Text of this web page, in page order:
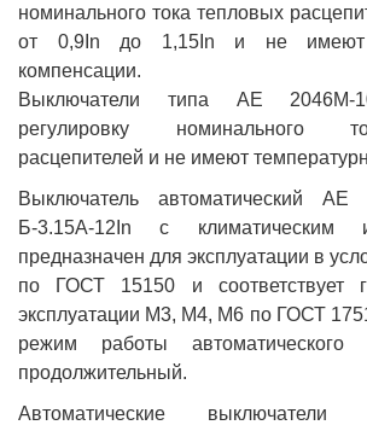
номинального тока тепловых
от 0,9In до 1,15In и не имеют
компенсации.
Выключатели типа АЕ
регулировку номинального
расцепителей и не имеют
Выключатель автоматический АЕ
Б-3.15А-12In с климатическим
предназначен для эксплуатации в
по ГОСТ 15150 и соответствует
эксплуатации М3, М4, М6 по ГОСТ
режим работы автоматического
продолжительный.
Автоматические